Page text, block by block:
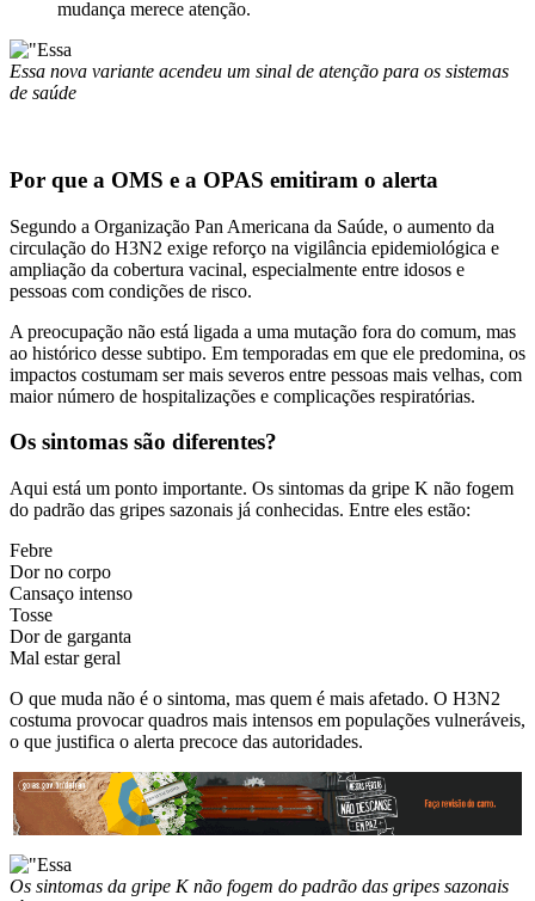
mudança merece atenção.
Essa nova variante acendeu um sinal de atenção para os sistemas
de saúde
Por que a OMS e a OPAS emitiram o alerta
Segundo a Organização Pan Americana da Saúde, o aumento da
circulação do H3N2 exige reforço na vigilância epidemiológica e
ampliação da cobertura vacinal, especialmente entre idosos e
pessoas com condições de risco.
A preocupação não está ligada a uma mutação fora do comum, mas
ao histórico desse subtipo. Em temporadas em que ele predomina, os
impactos costumam ser mais severos entre pessoas mais velhas, com
maior número de hospitalizações e complicações respiratórias.
Os sintomas são diferentes?
Aqui está um ponto importante. Os sintomas da gripe K não fogem
do padrão das gripes sazonais já conhecidas. Entre eles estão:
Febre
Dor no corpo
Cansaço intenso
Tosse
Dor de garganta
Mal estar geral
O que muda não é o sintoma, mas quem é mais afetado. O H3N2
costuma provocar quadros mais intensos em populações vulneráveis,
o que justifica o alerta precoce das autoridades.
Os sintomas da gripe K não fogem do padrão das gripes sazonais